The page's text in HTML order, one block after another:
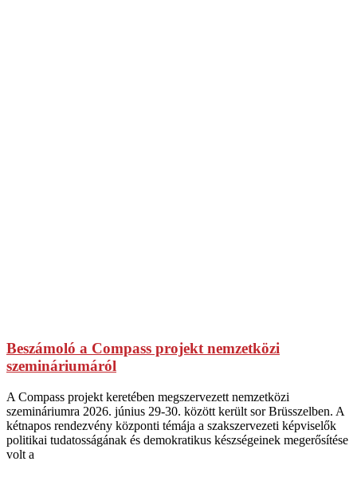
Beszámoló a Compass projekt nemzetközi
szemináriumáról
A Compass projekt keretében megszervezett nemzetközi
szemináriumra 2026. június 29-30. között került sor Brüsszelben. A
kétnapos rendezvény központi témája a szakszervezeti képviselők
politikai tudatosságának és demokratikus készségeinek megerősítése
volt a